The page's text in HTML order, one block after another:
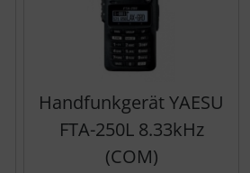
Handfunkgerät YAESU
FTA-250L 8.33kHz
(COM)